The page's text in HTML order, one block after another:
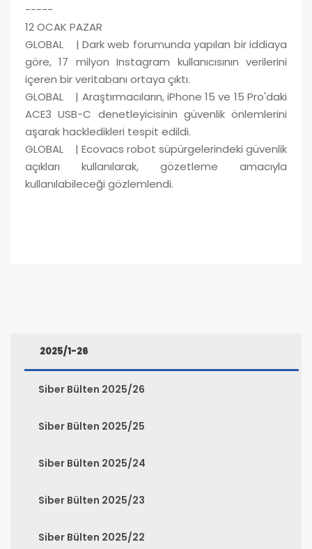
-----
12 OCAK PAZAR
GLOBAL | Dark web forumunda yapılan bir iddiaya
göre, 17 milyon Instagram kullanıcısının verilerini
içeren bir veritabanı ortaya çıktı.
GLOBAL | Araştırmacıların, iPhone 15 ve 15 Pro'daki
ACE3 USB-C denetleyicisinin güvenlik önlemlerini
aşarak hackledikleri tespit edildi.
GLOBAL | Ecovacs robot süpürgelerindeki güvenlik
açıkları kullanılarak, gözetleme amacıyla
kullanılabileceği gözlemlendi.
2025/1-26
Siber Bülten 2025/26
Siber Bülten 2025/25
Siber Bülten 2025/24
Siber Bülten 2025/23
Siber Bülten 2025/22